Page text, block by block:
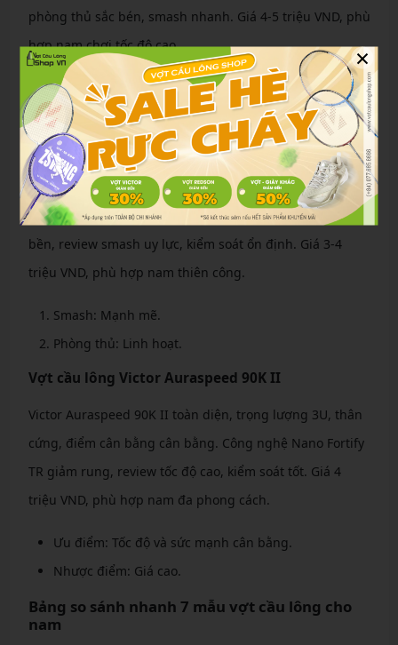
phòng thủ sắc bén, smash nhanh. Giá 4-5 triệu VND, phù
hợp nam chơi tốc độ cao.
Ưu điểm: Nhanh chóng, dễ điều khiển.
Nhược điểm: Ít lực cho smash nặng.
Vợt cầu lông Lining Aeronaut 9000C
Lining Aeronaut 9000C nặng đầu, thân cứng, trọng
lượng 3U/4U. Công nghệ Stabilized Elastic Shaft tăng độ
bền, review smash uy lực, kiểm soát ổn định. Giá 3-4
triệu VND, phù hợp nam thiên công.
Smash: Mạnh mẽ.
Phòng thủ: Linh hoạt.
Vợt cầu lông Victor Auraspeed 90K II
Victor Auraspeed 90K II toàn diện, trọng lượng 3U, thân
cứng, điểm cân bằng cân bằng. Công nghệ Nano Fortify
TR giảm rung, review tốc độ cao, kiểm soát tốt. Giá 4
triệu VND, phù hợp nam đa phong cách.
Ưu điểm: Tốc độ và sức mạnh cân bằng.
Nhược điểm: Giá cao.
Bảng so sánh nhanh 7 mẫu vợt cầu lông cho
nam
×